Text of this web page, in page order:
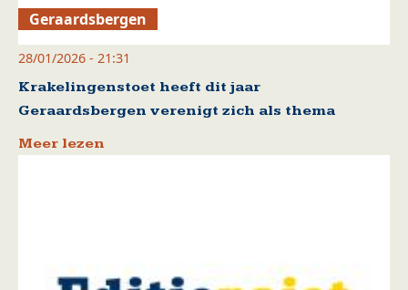
Geraardsbergen
28/01/2026 - 21:31
Krakelingenstoet heeft dit jaar
Geraardsbergen verenigt zich als thema
Meer lezen